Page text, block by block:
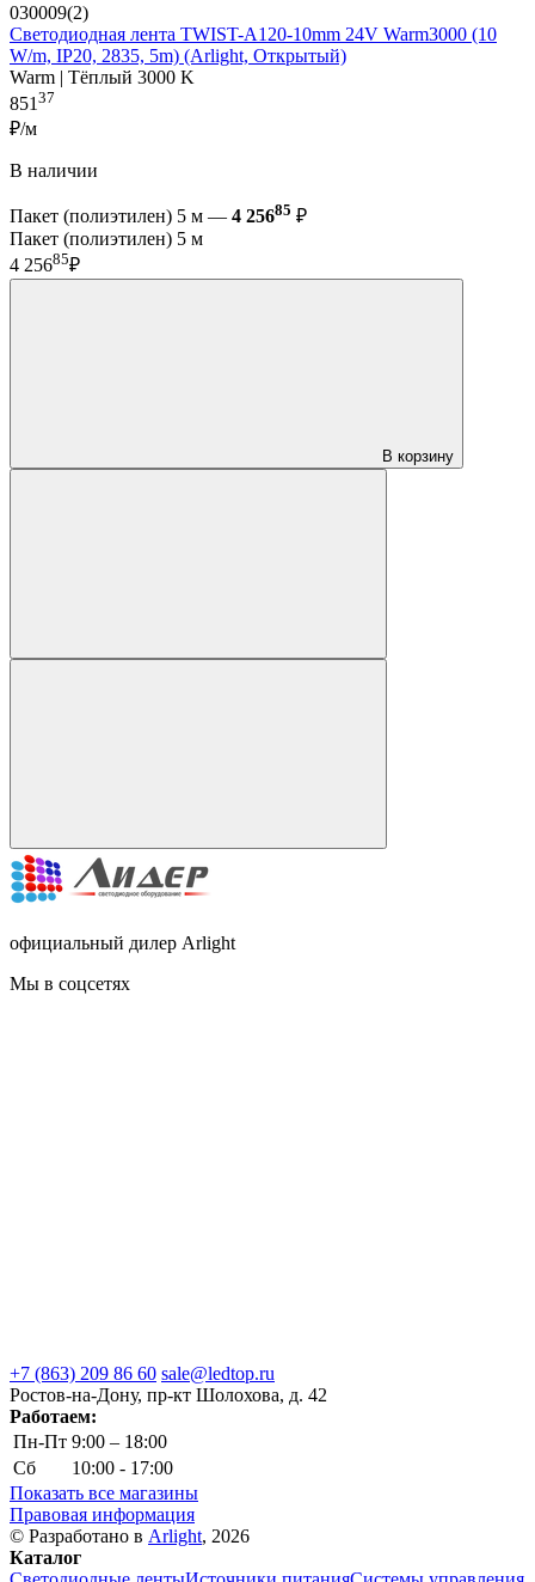
030009(2)
Светодиодная лента TWIST-A120-10mm 24V Warm3000 (10
W/m, IP20, 2835, 5m) (Arlight, Открытый)
Warm | Тёплый 3000 K
851 37
₽/м
В наличии
Пакет (полиэтилен) 5 м — 4 25685 ₽
Пакет (полиэтилен) 5 м
4 25685₽
В корзину
официальный дилер Arlight
Мы в соцсетях
+7 (863) 209 86 60 sale@ledtop.ru
Ростов-на-Дону, пр-кт Шолохова, д. 42
Работаем:
Пн-Пт 9:00 – 18:00
Сб
10:00 - 17:00
Показать все магазины
Правовая информация
© Разработано в Arlight, 2026
Каталог